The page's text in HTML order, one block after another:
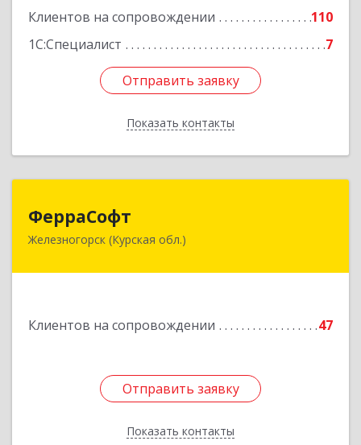
Клиентов на сопровождении
110
1С:Специалист
7
Отправить заявку
Показать контакты
Отправить заявку
Назад
ФерраСофт
Железногорск (Курская обл.)
Клиентов на сопровождении 47
Отправить заявку
Показать контакты
307179, Курская обл, Железногорск г, Ленина ул,
Отправить заявку
Назад